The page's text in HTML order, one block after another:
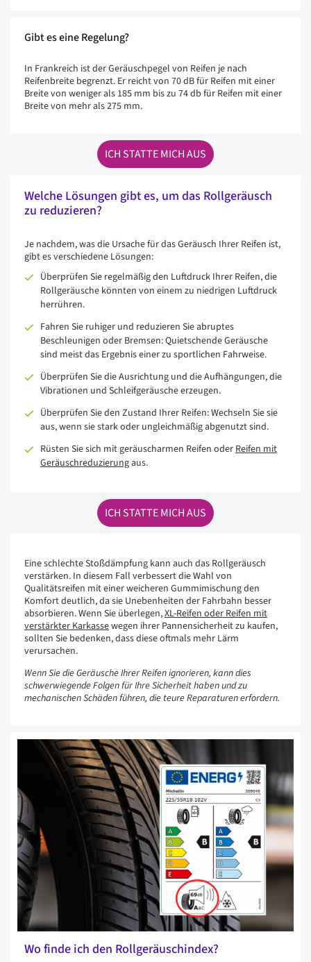
Gibt es eine Regelung?
In Frankreich ist der Geräuschpegel von Reifen je nach
Reifenbreite begrenzt. Er reicht von 70 dB für Reifen mit einer
Breite von weniger als 185 mm bis zu 74 db für Reifen mit einer
Breite von mehr als 275 mm.
ICH STATTE MICH AUS
Welche Lösungen gibt es, um das Rollgeräusch
zu reduzieren?
Je nachdem, was die Ursache für das Geräusch Ihrer Reifen ist,
gibt es verschiedene Lösungen:
Überprüfen Sie regelmäßig den Luftdruck Ihrer Reifen, die
Rollgeräusche könnten von einem zu niedrigen Luftdruck
herrühren.
Fahren Sie ruhiger und reduzieren Sie abruptes
Beschleunigen oder Bremsen: Quietschende Geräusche
sind meist das Ergebnis einer zu sportlichen Fahrweise.
Überprüfen Sie die Ausrichtung und die Aufhängungen, die
Vibrationen und Schleifgeräusche erzeugen.
Überprüfen Sie den Zustand Ihrer Reifen: Wechseln Sie sie
aus, wenn sie stark oder ungleichmäßig abgenutzt sind.
Rüsten Sie sich mit geräuscharmen Reifen oder Reifen mit
Geräuschreduzierungaus.
ICH STATTE MICH AUS
Eine schlechte Stoßdämpfung kann auch das Rollgeräusch
verstärken. In diesem Fall verbessert die Wahl von
Qualitätsreifen mit einer weicheren Gummimischung den
Komfort deutlich, da sie Unebenheiten der Fahrbahn besser
absorbieren. Wenn Sie überlegen,XL-Reifen oder Reifen mit
verstärkter Karkassewegen ihrer Pannensicherheit zu kaufen,
sollten Sie bedenken, dass diese oftmals mehr Lärm
verursachen.
Wenn Sie die Geräusche Ihrer Reifen ignorieren, kann dies
schwerwiegende Folgen für Ihre Sicherheit haben und zu
mechanischen Schäden führen, die teure Reparaturen erfordern.
Wo finde ich den Rollgeräuschindex?